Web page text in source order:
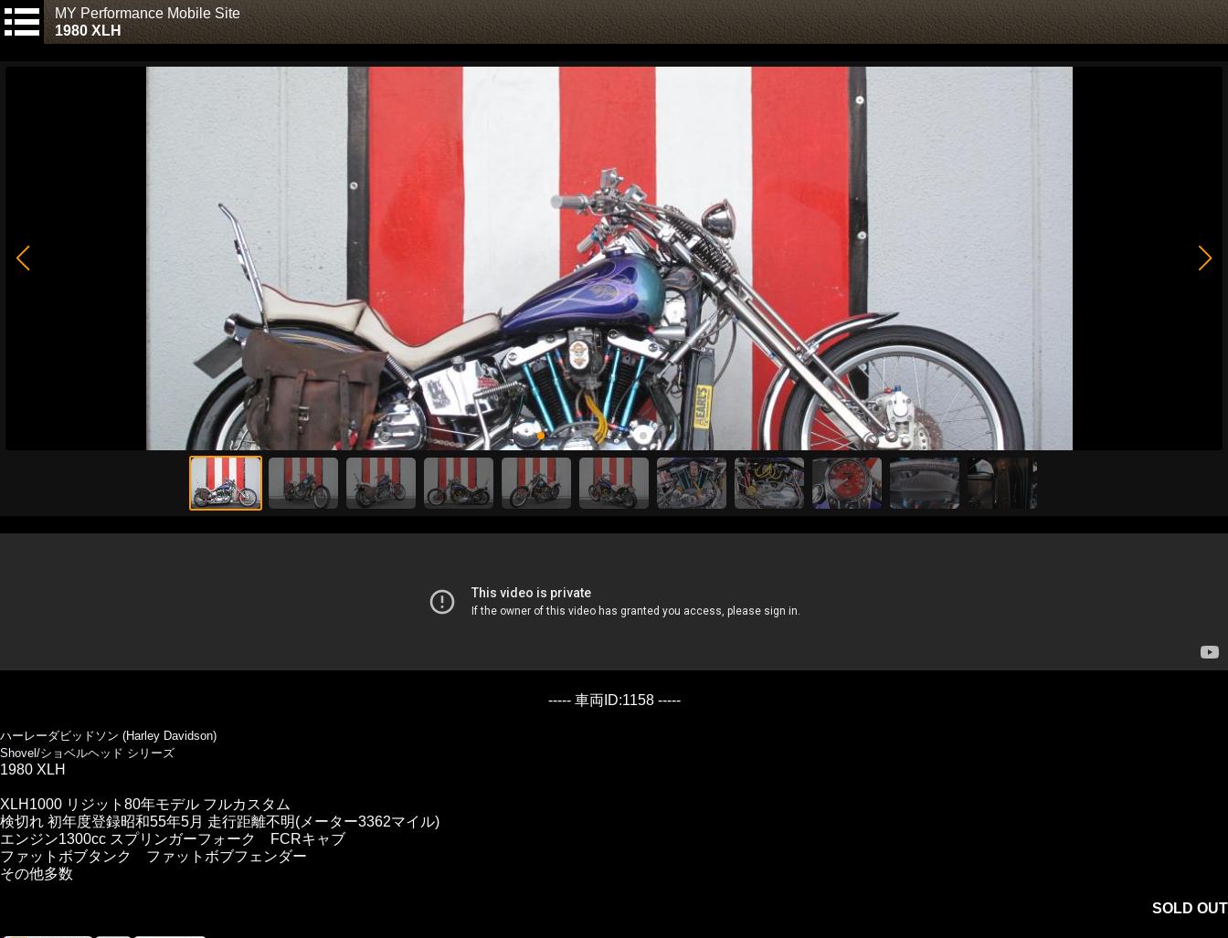
MY Performance Mobile Site
1980 XLH
----- 車両ID:1158 -----
ハーレーダビッドソン (Harley Davidson)
Shovel/ショベルヘッド シリーズ
1980 XLH
XLH1000 リジット80年モデル フルカスタム
検切れ 初年度登録昭和55年5月 走行距離不明(メーター3362マイル)
エンジン1300cc スプリンガーフォーク FCRキャブ
ファットボブタンク ファットボブフェンダー
その他多数
SOLD OUT